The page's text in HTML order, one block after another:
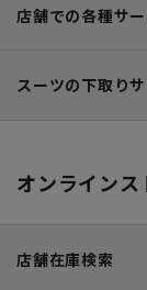
店舗での各種サ
スーツの下取り
オンラインス
店舗在庫検索